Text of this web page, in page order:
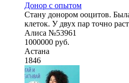
Донор с опытом
Стану донором ооцитов.
клеток. У двух пар точно
Алиса №53961
1000000 руб.
Астана
1846